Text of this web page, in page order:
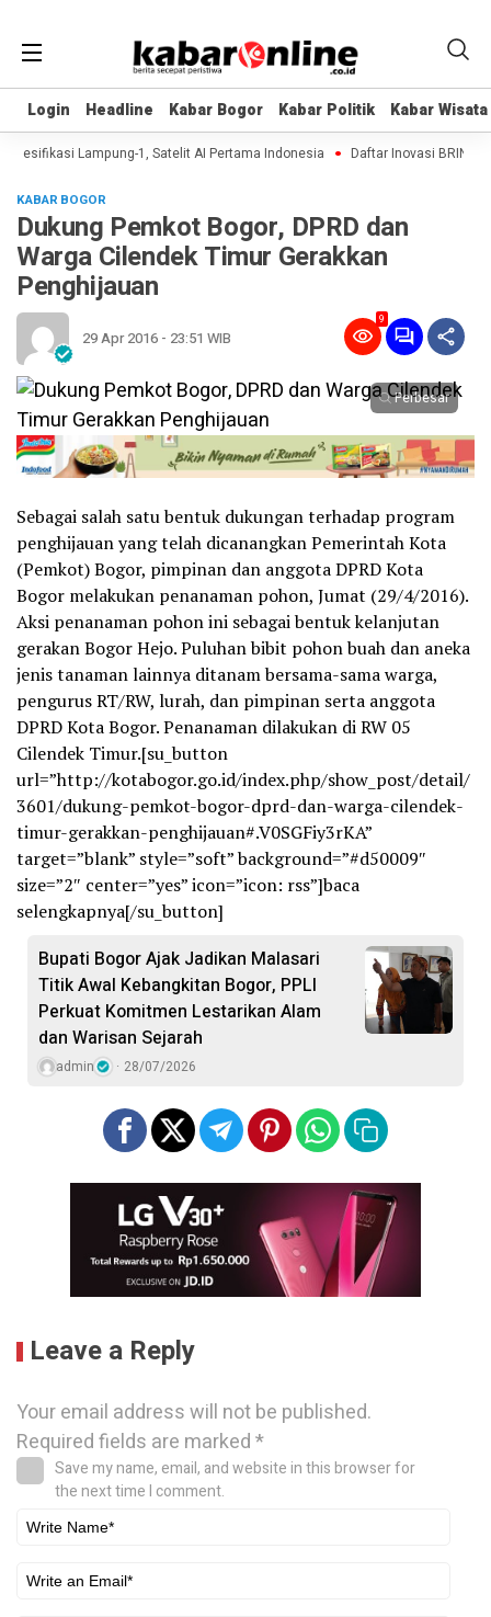
Login Headline Kabar Bogor Kabar Politik Kabar Wisata
Login Headline Kabar Bogor Kabar Politik Kabar Wisata
Lampung-1, Satelit AI Pertama Indonesia Daftar Inovasi BRIN
KABAR BOGOR
Dukung Pemkot Bogor, DPRD dan
Warga Cilendek Timur Gerakkan
Penghijauan
29 Apr 2016 - 23:51 WIB
9
Perbesar
Sebagai salah satu bentuk dukungan terhadap program
penghijauan yang telah dicanangkan Pemerintah Kota
(Pemkot) Bogor, pimpinan dan anggota DPRD Kota
Bogor melakukan penanaman pohon, Jumat (29/4/2016).
Aksi penanaman pohon ini sebagai bentuk kelanjutan
gerakan Bogor Hejo. Puluhan bibit pohon buah dan aneka
jenis tanaman lainnya ditanam bersama-sama warga,
pengurus RT/RW, lurah, dan pimpinan serta anggota
DPRD Kota Bogor. Penanaman dilakukan di RW 05
Cilendek Timur.[su_button
url=”http://kotabogor.go.id/index.php/show_post/detail/
3601/dukung-pemkot-bogor-dprd-dan-warga-cilendek-
timur-gerakkan-penghijauan#.V0SGFiy3rKA”
target=”blank” style=”soft” background=”#d50009″
size=”2″ center=”yes” icon=”icon: rss”]baca
selengkapnya[/su_button]
Bupati Bogor Ajak Jadikan Malasari
Titik Awal Kebangkitan Bogor, PPLI
Perkuat Komitmen Lestarikan Alam
dan Warisan Sejarah
admin 28/07/2026
Leave a Reply
Your email address will not be published.
Required fields are marked*
Save my name, email, and website in this browser for
the next time I comment.